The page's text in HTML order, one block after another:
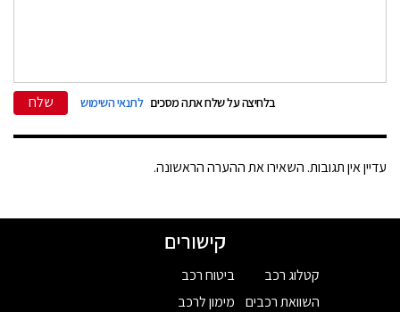
בלחיצה על שלח אתה מסכים לתנאי השימוש שלח
עדיין אין תגובות. השאירו את ההערה הראשונה.
קישורים
קטלוג רכב
השוואת רכבים
ביטוח רכב
מימון לרכב